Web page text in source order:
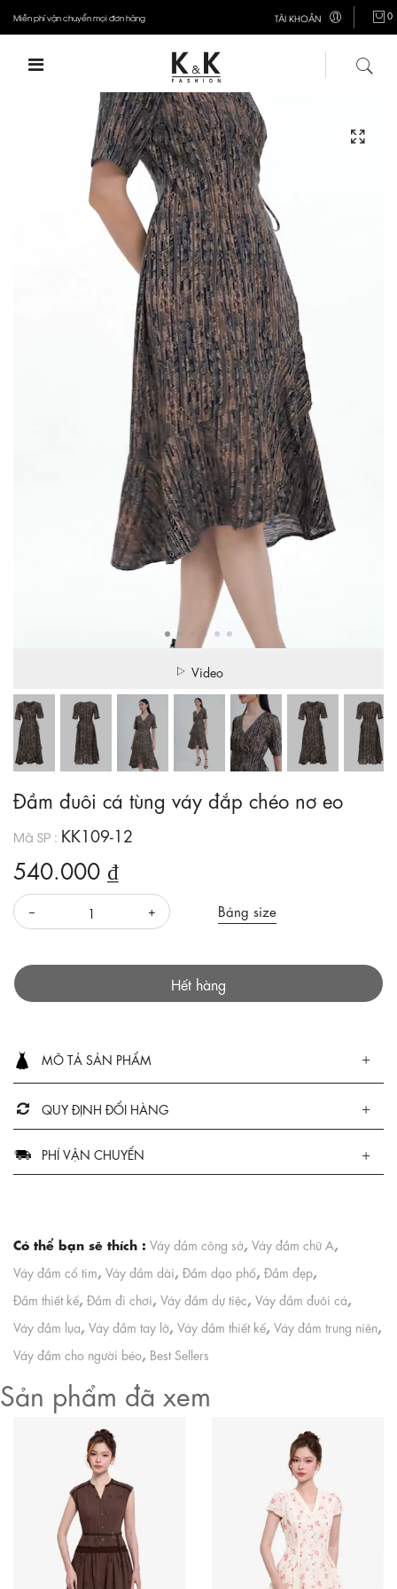
Miễn phí vận chuyển mọi đơn hàng TÀI KHOẢN 0
Video
Đầm đuôi cá tùng váy đắp chéo nơ eo
Mã SP : KK109-12
540.000 ₫
Bảng size
Hết hàng
MÔ TẢ SẢN PHẨM
QUY ĐỊNH ĐỔI HÀNG
PHÍ VẬN CHUYỂN
Có thể bạn sẽ thích : Váy đầm công sở, Váy đầm chữ A,
Váy đầm cổ tim, Váy đầm dài, Đầm dạo phố, Đầm đẹp,
Đầm thiết kế, Đầm đi chơi, Váy đầm dự tiệc, Váy đầm đuôi cá,
Váy đầm lụa, Váy đầm tay lỡ, Váy đầm thiết kế, Váy đầm trung niên,
Váy đầm cho người béo, Best Sellers
Sản phẩm đã xem